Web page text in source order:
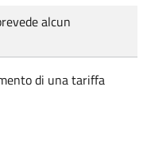
alcun
di una tariffa